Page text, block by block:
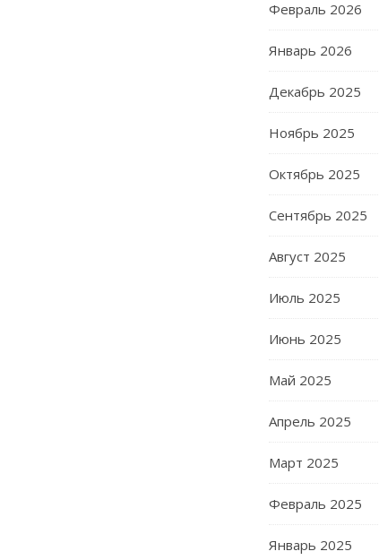
Февраль 2026
Январь 2026
Декабрь 2025
Ноябрь 2025
Октябрь 2025
Сентябрь 2025
Август 2025
Июль 2025
Июнь 2025
Май 2025
Апрель 2025
Март 2025
Февраль 2025
Январь 2025